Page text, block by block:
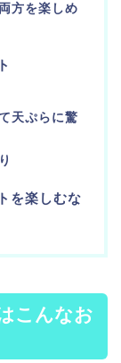
方を楽しめ
天ぷらに驚
を楽しむな
こんなお